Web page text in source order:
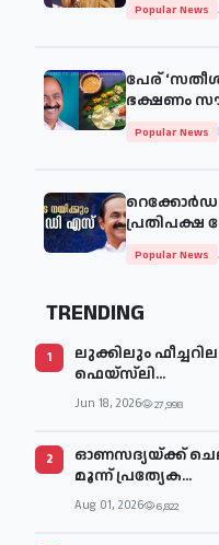
Popular News
പേര്
ഭക്ഷണം
Popular News
പ്രതിപക്ഷ
Popular News
TRENDING
1
ലുക്കിലും
ഫെയ്‌സ്‌ലി...
Jun 18, 2026 27,998
2
ഓണസദ്യയ്ക്ക്
മൂന്ന് പ്രത്യേക...
Aug 01, 2026 6,822